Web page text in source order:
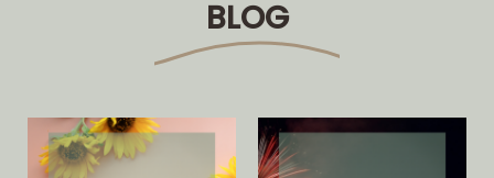
BLOG